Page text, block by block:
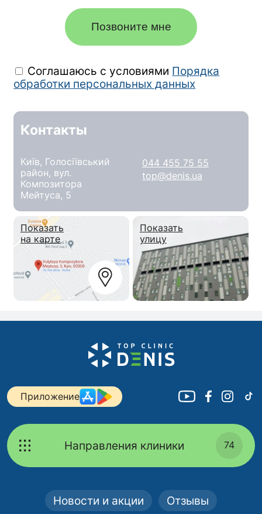
2022: Европейская ассоциация
ревматологов, Конгресс Европейского
общества ревматологов «EULAR 2022
Позвоните мне
Соглашаюсь с условиями Порядка
обработки персональных данных
Контакты
Київ, Голосіївський
район, вул.
Композитора
Мейтуса, 5
044 455 75 55
top@denis.ua
Показать
на карте
Показать
улицу
Приложение
Направления клиники 74
Новости и акции Отзывы